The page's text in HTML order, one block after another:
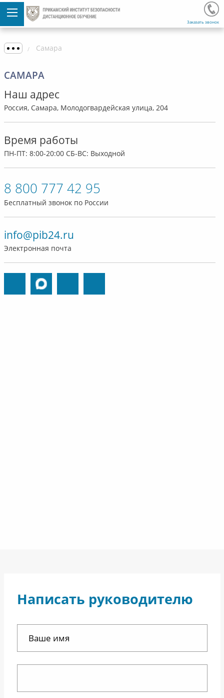
Заказать звонок
Самара
САМАРА
Наш адрес
Россия, Самара, Молодогвардейская улица, 204
Время работы
ПН-ПТ: 8:00-20:00 СБ-ВС: Выходной
8 800 777 42 95
Бесплатный звонок по России
info@pib24.ru
Электронная почта
Написать руководителю